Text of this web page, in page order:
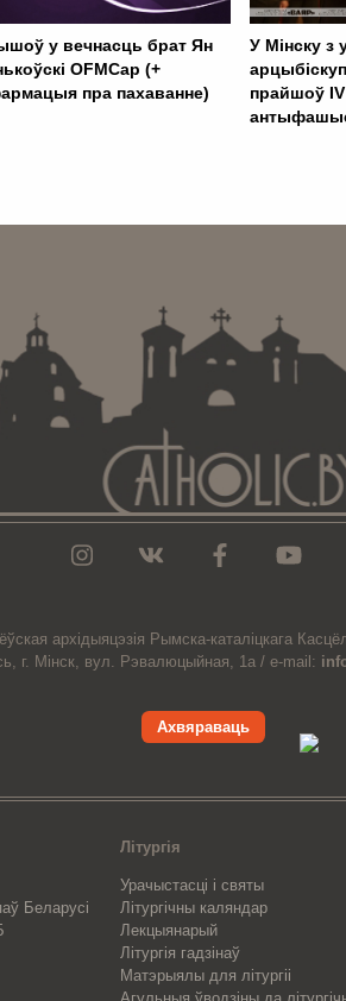
у вечнасць брат Ян
OFMCap (+
пра пахаванне)
У Мінску з
прайшоў
архiдыяцэзiя Рымска-каталіцкага
г. Мінск, вул. Рэвалюцыйная, 1а / e-mail:
Ахвяраваць
Беларусі
Літургія
Урачыстасці і святы
Літургічны каляндар
Лекцыянарый
Літургія гадзінаў
Матэрыялы для літургіі